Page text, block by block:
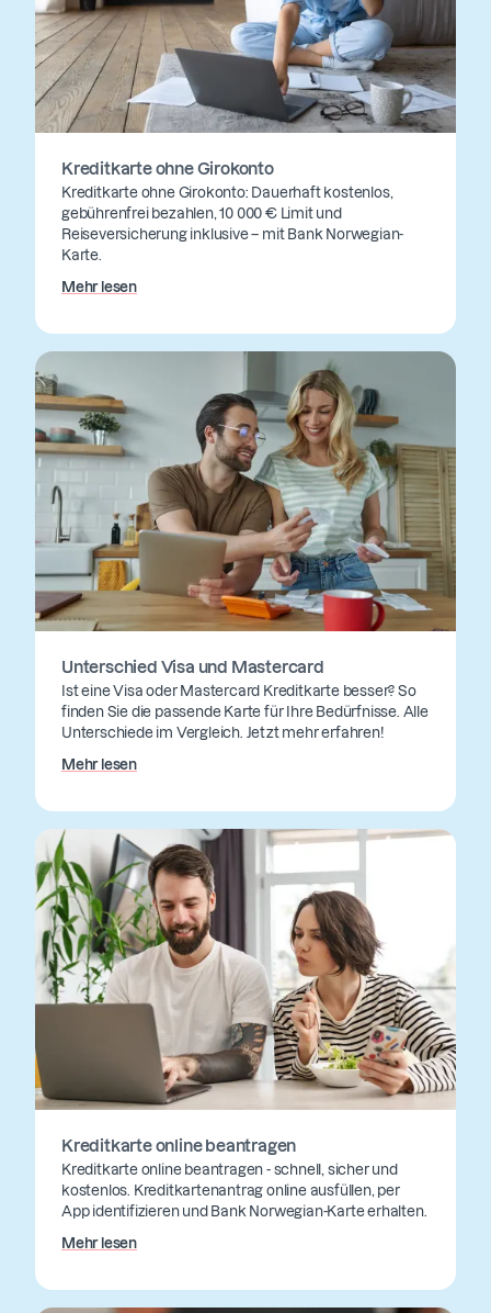
Kreditkarte ohne Girokonto
Kreditkarte ohne Girokonto: Dauerhaft kostenlos,
gebührenfrei bezahlen, 10 000 € Limit und
Reiseversicherung inklusive – mit Bank Norwegian-
Karte.
Mehr lesen
Unterschied Visa und Mastercard
Ist eine Visa oder Mastercard Kreditkarte besser? So
finden Sie die passende Karte für Ihre Bedürfnisse. Alle
Unterschiede im Vergleich. Jetzt mehr erfahren!
Mehr lesen
Kreditkarte online beantragen
Kreditkarte online beantragen - schnell, sicher und
kostenlos. Kreditkartenantrag online ausfüllen, per
App identifizieren und Bank Norwegian-Karte erhalten.
Mehr lesen